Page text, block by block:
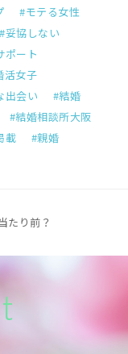
モテる女性
妥協しない
ポート
活女子
出会い
結婚
結婚相談所大阪
載 親婚
たり前？